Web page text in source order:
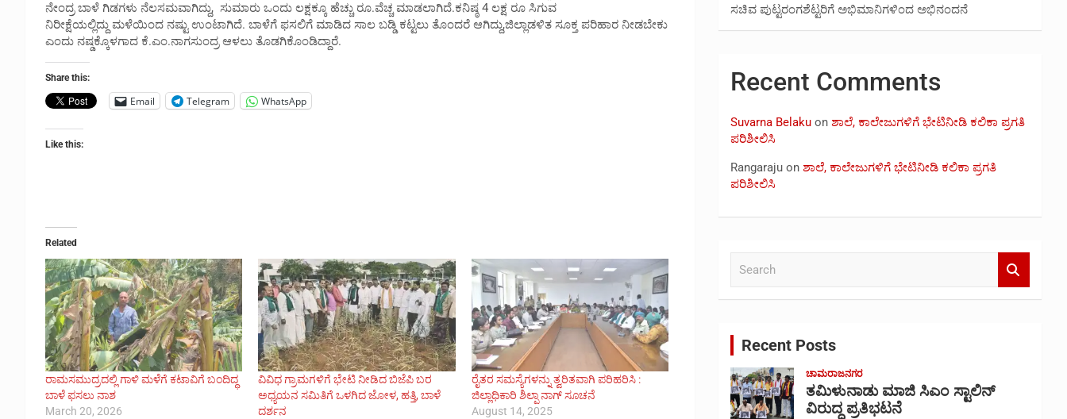
ನೇಂದ್ರ ಬಾಳೆ ಗಿಡಗಳು ನೆಲಸಮವಾಗಿದ್ದು, ಸುಮಾರು ಒಂದು ಲಕ್ಷಕ್ಕೂ ಹೆಚ್ಚು ರೂ.ವೆಚ್ಚ ಮಾಡಲಾಗಿದೆ.ಕನಿಷ್ಠ 4 ಲಕ್ಷ ರೂ ಸಿಗುವ
ನಿರೀಕ್ಷೆಯಲ್ಲಿದ್ದು ಮಳೆಯಿಂದ ನಷ್ಟು ಉಂಟಾಗಿದೆ. ಬಾಳೆಗೆ ಫಸಲಿಗೆ ಮಾಡಿದ ಸಾಲ ಬಡ್ಡಿ ಕಟ್ಟಲು ತೊಂದರೆ ಆಗಿದ್ದು,ಜಿಲ್ಲಾಡಳಿತ ಸೂಕ್ತ ಪರಿಹಾರ ನೀಡಬೇಕು
ಎಂದು ನಷ್ಡಕ್ಕೊಳಗಾದ ಕೆ.ಎಂ.ನಾಗಸುಂದ್ರ ಆಳಲು ತೊಡಗಿಕೊಂಡಿದ್ದಾರೆ.
Share this:
Email Telegram WhatsApp
Like this:
Related
ರಾಮಸಮುದ್ರದಲ್ಲಿ ಗಾಳಿ ಮಳೆಗೆ ಕಟಾವಿಗೆ ಬಂದಿದ್ಧ
ಬಾಳೆ ಫಸಲು ನಾಶ
March 20, 2026
ವಿವಿಧ ಗ್ರಾಮಗಳಿಗೆ ಭೇಟಿ ನೀಡಿದ ಬಿಜೆಪಿ ಬರ
ಅಧ್ಯಯನ ಸಮಿತಿಗೆ ಒಳಗಿದ ಜೋಳ, ಹತ್ತಿ, ಬಾಳೆ
ದರ್ಶನ
ರೈತರ ಸಮಸ್ಯೆಗಳನ್ನು ತ್ವರಿತವಾಗಿ ಪರಿಹರಿಸಿ :
ಜಿಲ್ಲಾಧಿಕಾರಿ ಶಿಲ್ಪಾ ನಾಗ್ ಸೂಚನೆ
August 14, 2025
ಸಚಿವ ಪುಟ್ಟರಂಗಶೆಟ್ಟರಿಗೆ ಅಭಿಮಾನಿಗಳಿಂದ ಅಭಿನಂದನೆ
Recent Comments
Suvarna Belaku on ಶಾಲೆ, ಕಾಲೇಜುಗಳಿಗೆ ಭೇಟಿನೀಡಿ ಕಲಿಕಾ ಪ್ರಗತಿ
ಪರಿಶೀಲಿಸಿ
Rangaraju on ಶಾಲೆ, ಕಾಲೇಜುಗಳಿಗೆ ಭೇಟಿನೀಡಿ ಕಲಿಕಾ ಪ್ರಗತಿ
ಪರಿಶೀಲಿಸಿ
Recent Posts
ಚಾಮರಾಜನಗರ
ತಮಿಳುನಾಡು ಮಾಜಿ ಸಿಎಂ ಸ್ಟಾಲಿನ್
ವಿರುದ್ದ ಪ್ರತಿಭಟನೆ